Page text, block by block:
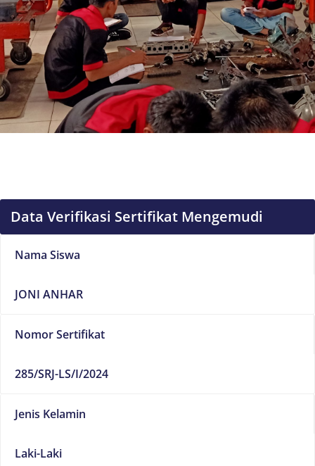
Data Verifikasi Sertifikat Mengemudi
Nama Siswa
JONI ANHAR
Nomor Sertifikat
285/SRJ-LS/I/2024
Jenis Kelamin
Laki-Laki